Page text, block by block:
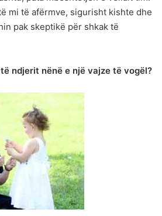
mi të afërmve, sigurisht kishte dhe
pak skeptikë për shkak të
ndjerit nënë e një vajze të vogël?